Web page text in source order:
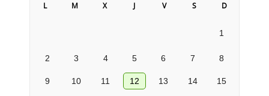
L M X J V S D
1
2 3 4 5 6 7 8
9 10 11 12 13 14 15